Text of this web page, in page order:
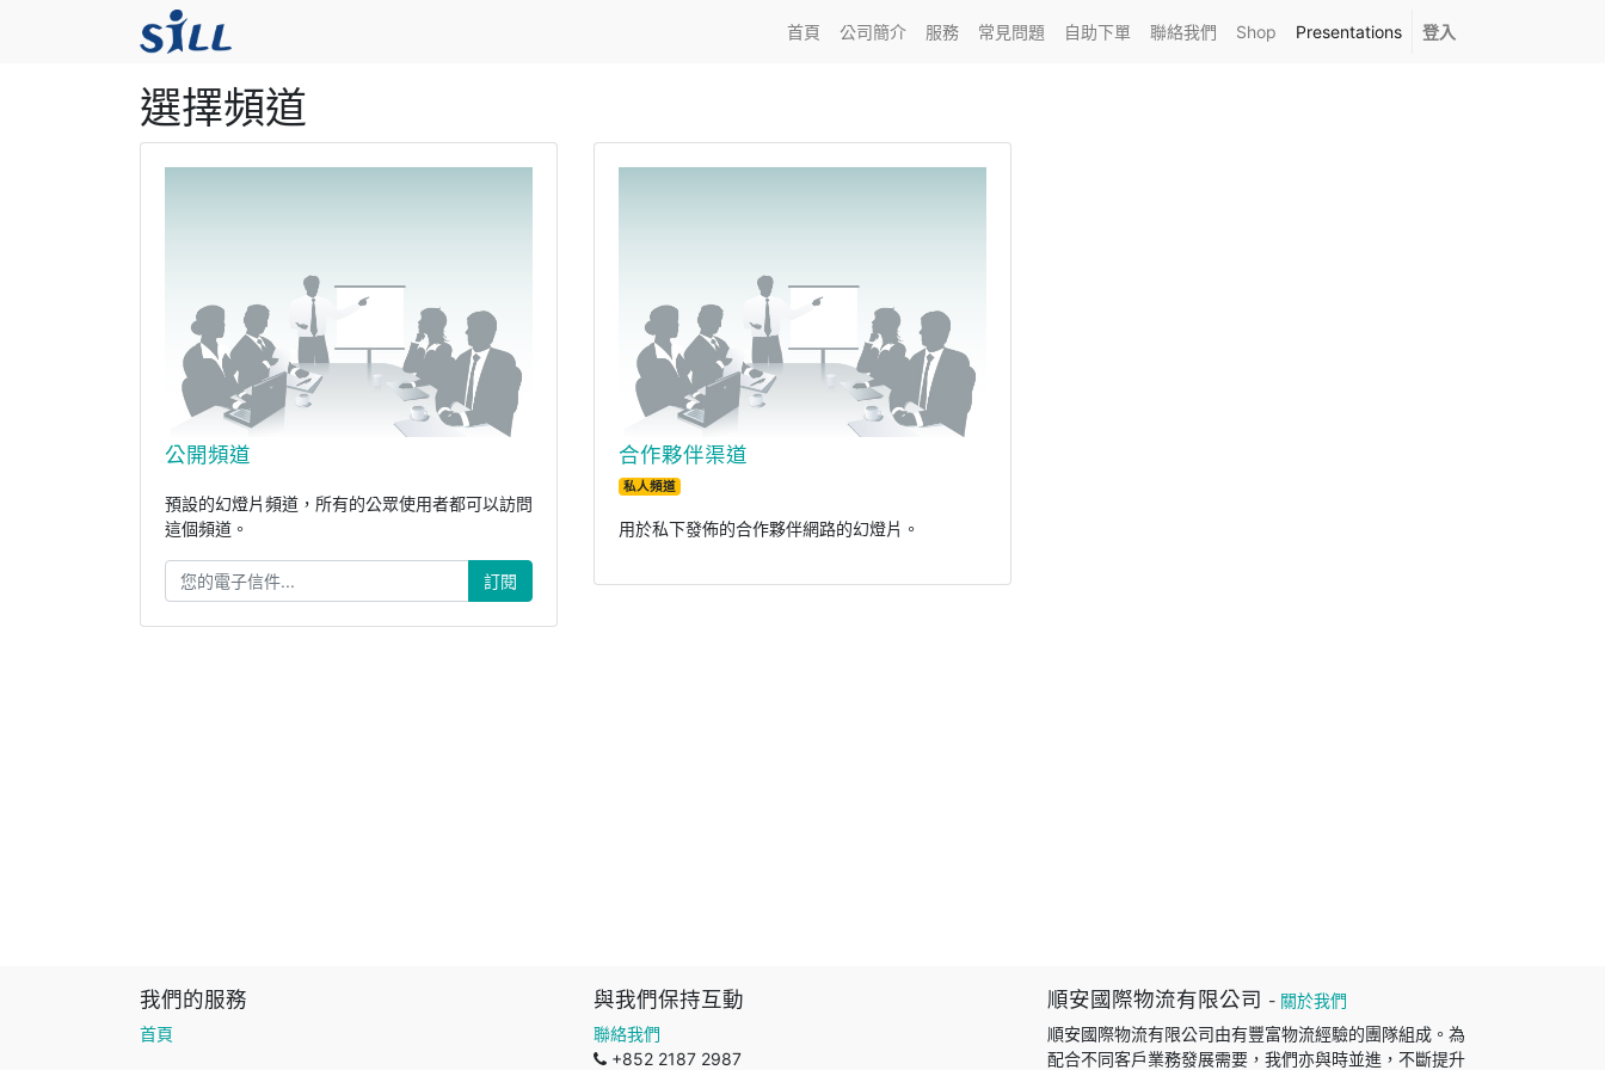
首頁 公司簡介 服務 常見問題 自助下單 聯絡我們 Shop Presentations 登入
選擇頻道
公開頻道
預設的幻燈片頻道，所有的公眾使用者都可以訪問
這個頻道。
訂閱
合作夥伴渠道
私人頻道
用於私下發佈的合作夥伴網路的幻燈片。
我們的服務
首頁
與我們保持互動
聯絡我們
+852 2187 2987
順安國際物流有限公司 - 關於我們
順安國際物流有限公司由有豐富物流經驗的團隊組成。為
配合不同客戶業務發展需要，我們亦與時並進，不斷提升